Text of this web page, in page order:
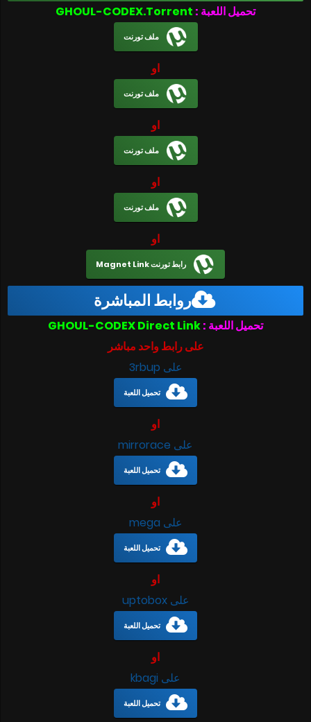
تحميل اللعبة :
ملف تورنت
او
ملف تورنت
او
ملف تورنت
او
ملف تورنت
او
رابط تورنت Magnet Link
روابط المباشرة
تحميل اللعبة :
على رابط واحد مباشر
على 3rbup
تحميل اللعبة
او
على mirrorace
تحميل اللعبة
او
على mega
تحميل اللعبة
او
على uptobox
تحميل اللعبة
او
على kbagi
تحميل اللعبة